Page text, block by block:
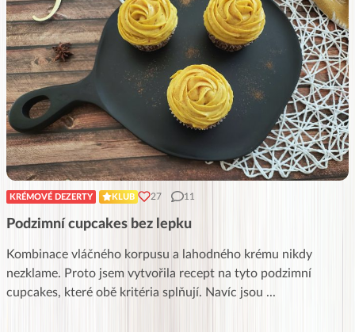
KRÉMOVÉ DEZERTY KLUB 27 11
Podzimní cupcakes bez lepku
Kombinace vláčného korpusu a lahodného krému nikdy
nezklame. Proto jsem vytvořila recept na tyto podzimní
cupcakes, které obě kritéria splňují. Navíc jsou ...